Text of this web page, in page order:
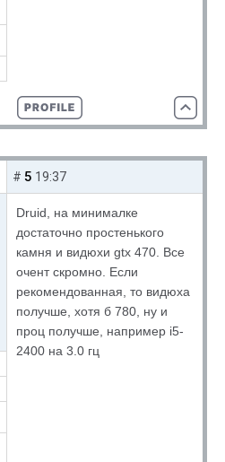
# 5 19:37
Druid, на минималке
достаточно простенького
камня и видюхи gtx 470. Все
очент скромно. Если
рекомендованная, то видюха
получше, хотя б 780, ну и
проц получше, например i5-
2400 на 3.0 гц